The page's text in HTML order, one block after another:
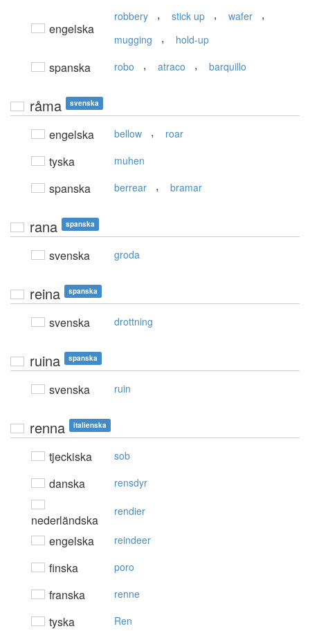
engelska
robbery , stick up , wafer ,
mugging , hold-up
spanska robo , atraco , barquillo
råma svenska
engelska bellow , roar
tyska muhen
spanska berrear , bramar
rana spanska
svenska groda
reina spanska
svenska drottning
ruina spanska
svenska ruin
renna italienska
tjeckiska sob
danska rensdyr
nederländska
rendier
engelska reindeer
finska poro
franska renne
tyska Ren